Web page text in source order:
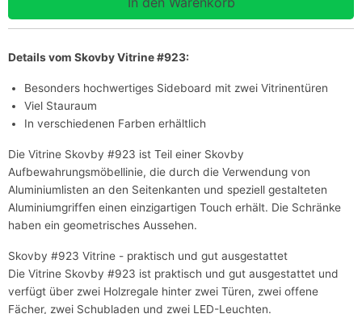
Details vom Skovby Vitrine #923:
Besonders hochwertiges Sideboard mit zwei Vitrinentüren
Viel Stauraum
In verschiedenen Farben erhältlich
Die Vitrine Skovby #923 ist Teil einer Skovby
Aufbewahrungsmöbellinie, die durch die Verwendung von
Aluminiumlisten an den Seitenkanten und speziell gestalteten
Aluminiumgriffen einen einzigartigen Touch erhält. Die Schränke
haben ein geometrisches Aussehen.
Skovby #923 Vitrine - praktisch und gut ausgestattet
Die Vitrine Skovby #923 ist praktisch und gut ausgestattet und
verfügt über zwei Holzregale hinter zwei Türen, zwei offene
Fächer, zwei Schubladen und zwei LED-Leuchten.